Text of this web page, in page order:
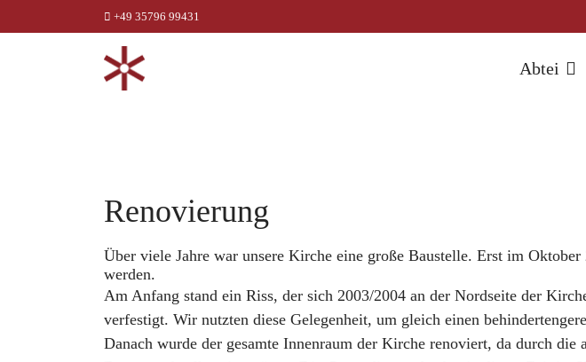
+49 35796 99431
Abtei
Renovierung
Über viele Jahre war unsere Kirche eine große Baustelle. Erst im
werden.
Am Anfang stand ein Riss, der sich 2003/2004 an der Nordseite der
verfestigt. Wir nutzten diese Gelegenheit, um gleich einen
Danach wurde der gesamte Innenraum der Kirche renoviert, da durch